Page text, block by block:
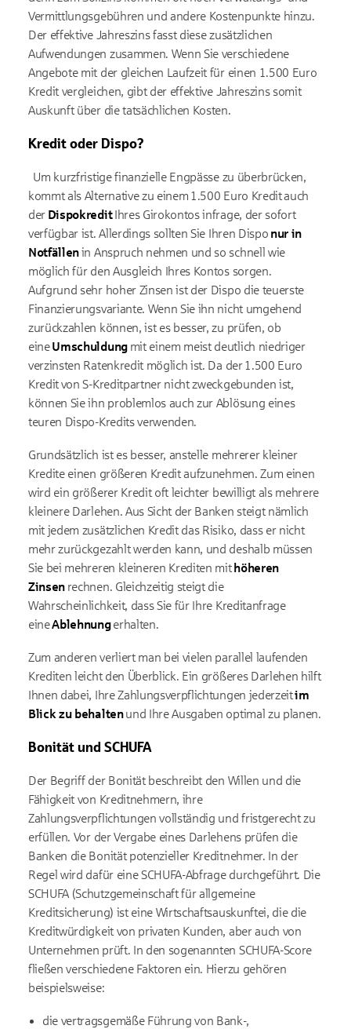
Vermittlungsgebühren und andere Kostenpunkte hinzu.
Der effektive Jahreszins fasst diese zusätzlichen
Aufwendungen zusammen. Wenn Sie verschiedene
Angebote mit der gleichen Laufzeit für einen 1.500 Euro
Kredit vergleichen, gibt der effektive Jahreszins somit
Auskunft über die tatsächlichen Kosten.
Kredit oder Dispo?
Um kurzfristige finanzielle Engpässe zu überbrücken,
kommt als Alternative zu einem 1.500 Euro Kredit auch
der DispokreditIhres Girokontos infrage, der sofort
verfügbar ist. Allerdings sollten Sie Ihren Dispo nur in
Notfällenin Anspruch nehmen und so schnell wie
möglich für den Ausgleich Ihres Kontos sorgen.
Aufgrund sehr hoher Zinsen ist der Dispo die teuerste
Finanzierungsvariante. Wenn Sie ihn nicht umgehend
zurückzahlen können, ist es besser, zu prüfen, ob
eineUmschuldungmit einem meist deutlich niedriger
verzinsten Ratenkredit möglich ist. Da der 1.500 Euro
Kredit von S-Kreditpartner nicht zweckgebunden ist,
können Sie ihn problemlos auch zur Ablösung eines
teuren Dispo-Kredits verwenden.
Grundsätzlich ist es besser, anstelle mehrerer kleiner
Kredite einen größeren Kredit aufzunehmen. Zum einen
wird ein größerer Kredit oft leichter bewilligt als mehrere
kleinere Darlehen. Aus Sicht der Banken steigt nämlich
mit jedem zusätzlichen Kredit das Risiko, dass er nicht
mehr zurückgezahlt werden kann, und deshalb müssen
Sie bei mehreren kleineren Krediten mit höheren
Zinsen rechnen. Gleichzeitig steigt die
Wahrscheinlichkeit, dass Sie für Ihre Kreditanfrage
eineAblehnungerhalten.
Zum anderen verliert man bei vielen parallel laufenden
Krediten leicht den Überblick. Ein größeres Darlehen hilft
Ihnen dabei, Ihre Zahlungsverpflichtungen jederzeitim
Blick zu behaltenund Ihre Ausgaben optimal zu planen.
Bonität und SCHUFA
Der Begriff der Bonität beschreibt den Willen und die
Fähigkeit von Kreditnehmern, ihre
Zahlungsverpflichtungen vollständig und fristgerecht zu
erfüllen. Vor der Vergabe eines Darlehens prüfen die
Banken die Bonität potenzieller Kreditnehmer. In der
Regel wird dafür eine SCHUFA-Abfrage durchgeführt. Die
SCHUFA (Schutzgemeinschaft für allgemeine
Kreditsicherung) ist eine Wirtschaftsauskunftei, die die
Kreditwürdigkeit von privaten Kunden, aber auch von
Unternehmen prüft. In den sogenannten SCHUFA-Score
fließen verschiedene Faktoren ein. Hierzu gehören
beispielsweise:
die vertragsgemäße Führung von Bank-,